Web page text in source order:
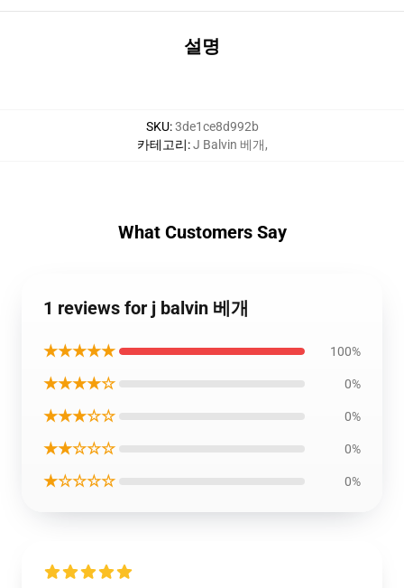
설명
SKU:3de1ce8d992b
카테고리:J Balvin 베개,
What Customers Say
1 reviews for j balvin 베개
★★★★★ 100%
★★★★☆ 0%
★★★☆☆ 0%
★★☆☆☆ 0%
★☆☆☆☆ 0%